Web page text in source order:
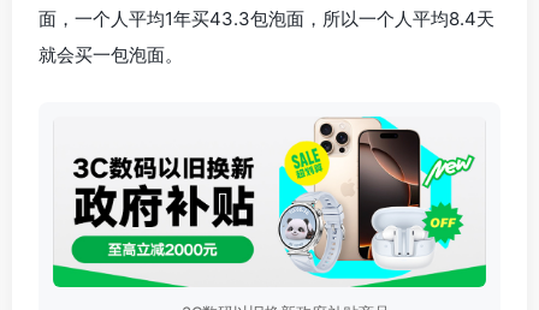
面，一个人平均1年买43.3包泡面，所以一个人平均8.4天
就会买一包泡面。